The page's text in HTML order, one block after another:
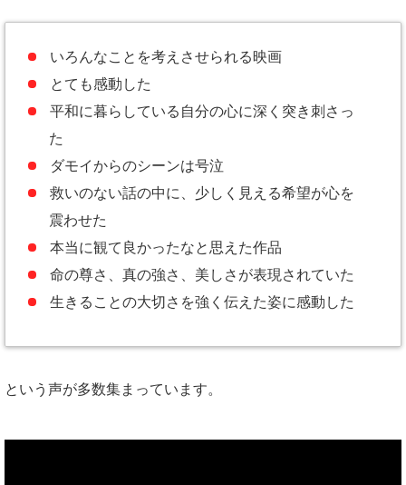
いろんなことを考えさせられる映画
とても感動した
平和に暮らしている自分の心に深く突き刺さっ
た
ダモイからのシーンは号泣
救いのない話の中に、少しく見える希望が心を
震わせた
本当に観て良かったなと思えた作品
命の尊さ、真の強さ、美しさが表現されていた
生きることの大切さを強く伝えた姿に感動した
という声が多数集まっています。